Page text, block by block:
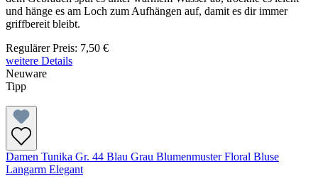
und hänge es am Loch zum Aufhängen auf, damit es dir immer
griffbereit bleibt.
Regulärer Preis: 7,50 €
weitere Details
Neuware
Tipp
Damen Tunika Gr. 44 Blau Grau Blumenmuster Floral Bluse
Langarm Elegant